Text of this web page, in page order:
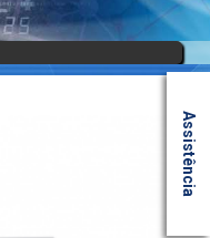
Assistência